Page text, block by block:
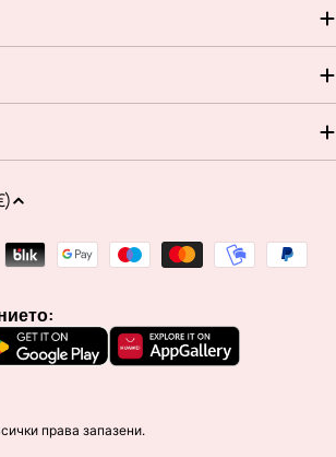
€)
права запазени.